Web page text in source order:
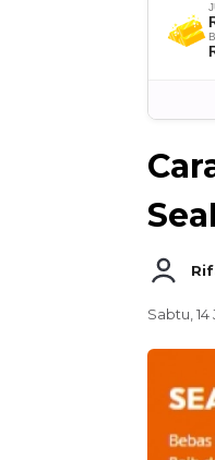
Sabtu, 14